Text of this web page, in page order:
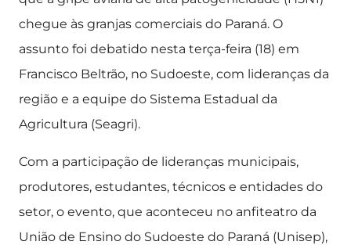
chegue às granjas comerciais do Paraná. O
assunto foi debatido nesta terça-feira (18) em
Francisco Beltrão, no Sudoeste, com lideranças da
região e a equipe do Sistema Estadual da
Agricultura (Seagri).
Com a participação de lideranças municipais,
produtores, estudantes, técnicos e entidades do
setor, o evento, que aconteceu no anfiteatro da
União de Ensino do Sudoeste do Paraná (Unisep),